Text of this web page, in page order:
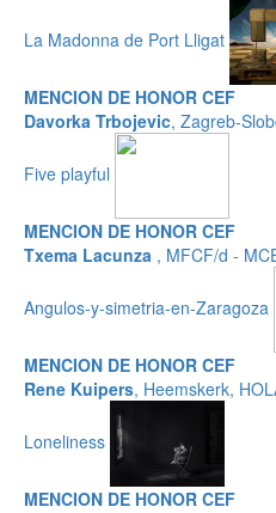
La Madonna de Port Lligat
MENCION DE HONOR CEF
Davorka Trbojevic, Zagreb-
Five playful
MENCION DE HONOR CEF
Txema Lacunza , MFCF/d -
Angulos-y-simetria-en-Zaragoza
MENCION DE HONOR CEF
Rene Kuipers, Heemskerk,
Loneliness
MENCION DE HONOR CEF